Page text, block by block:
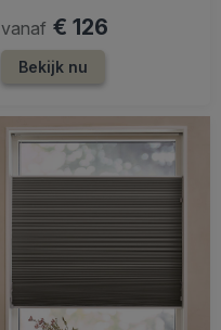
vanaf € 126
Bekijk nu